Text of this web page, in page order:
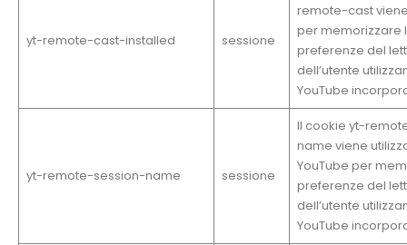
yt-remote-cast-installed sessione
remote-cast
per memorizzare
preferenze del
dell’utente
YouTube
yt-remote-session-name sessione
Il cookie yt-
name viene
YouTube per
preferenze del
dell’utente
YouTube